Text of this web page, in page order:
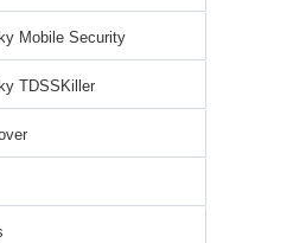
Mobile Security
TDSSKiller